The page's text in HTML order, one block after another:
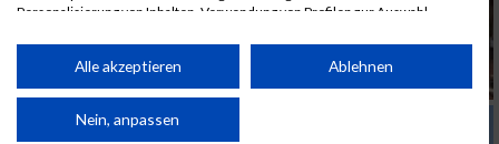
Personalisierung von Inhalten. Verwendung von Profilen zur Auswahl
Performance von Inhalten. Analyse von Zielgruppen durch Statistiken oder
Kombinationen von Daten aus verschiedenen Quellen. Entwicklung und
von Inhalten.
Daten können außerhalb der Europäischen Union weitergegeben und in die
Alle akzeptieren Ablehnen
Nein, anpassen